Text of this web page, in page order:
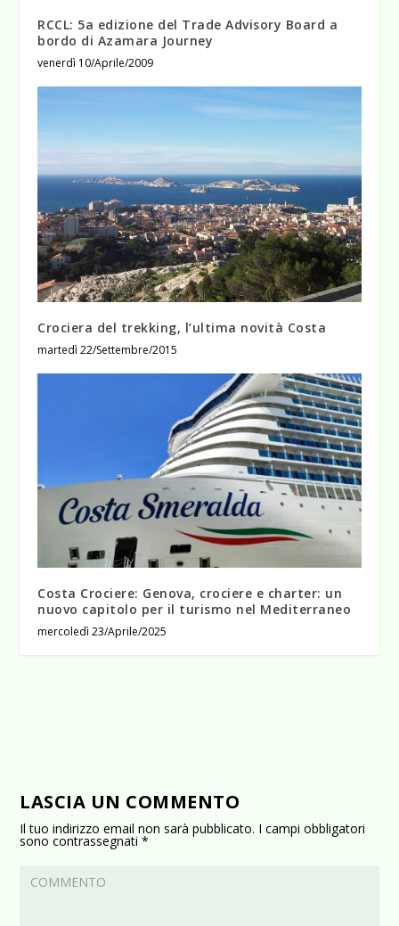
RCCL: 5a edizione del Trade Advisory Board a
bordo di Azamara Journey
venerdì 10/Aprile/2009
Crociera del trekking, l’ultima novità Costa
martedì 22/Settembre/2015
Costa Crociere: Genova, crociere e charter: un
nuovo capitolo per il turismo nel Mediterraneo
mercoledì 23/Aprile/2025
LASCIA UN COMMENTO
Il tuo indirizzo email non sarà pubblicato. I campi obbligatori
sono contrassegnati*